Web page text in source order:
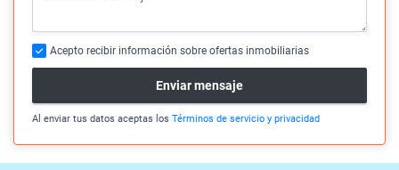
Acepto recibir información sobre ofertas inmobiliarias
Enviar mensaje
Al enviar tus datos aceptas los Términos de servicio y privacidad